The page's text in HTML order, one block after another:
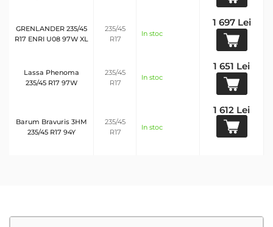
GRENLANDER 235/45
R17 ENRI U08 97W XL
235/45
R17
In stoc
1 697 Lei
Lassa Phenoma
235/45 R17 97W
235/45
R17
In stoc
1 651 Lei
Barum Bravuris 3HM
235/45 R17 94Y
235/45
R17
In stoc
1 612 Lei